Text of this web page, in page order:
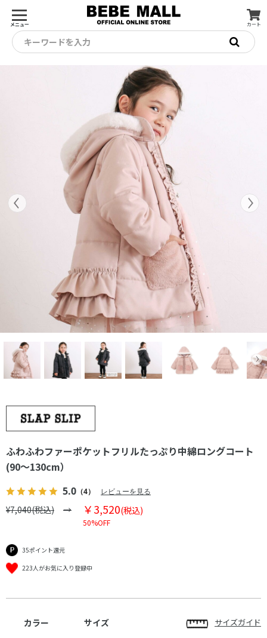
メニュー カート
キーワードを入力
ふわふわファーポケットフリルたっぷり中綿ロングコート
(90～130cm）
5.0 （4） レビューを見る
¥7,040(税込) ￥3,520(税込)
50%OFF
35ポイント還元
223人がお気に入り登録中
カラー サイズ サイズガイド